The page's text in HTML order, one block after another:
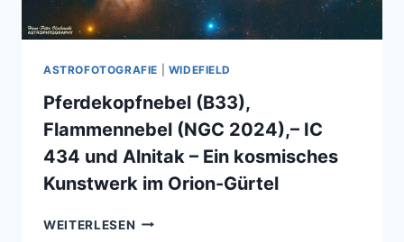
ASTROFOTOGRAFIE WIDEFIELD
Pferdekopfnebel (B33),
Flammennebel (NGC 2024),– IC
434 und Alnitak – Ein kosmisches
Kunstwerk im Orion-Gürtel
WEITERLESEN PFERDEKOPFNEBEL